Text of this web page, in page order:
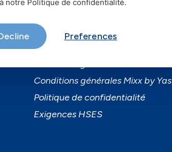
Trouvez une agence
Assistance
Conditions générales Mixx by Yas
Politique de confidentialité
Exigences HSES
notre Politique de confidentialité.
Preferences